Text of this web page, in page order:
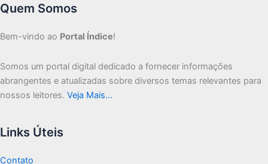
Quem Somos
Bem-vindo ao Portal Índice!
Somos um portal digital dedicado a fornecer informações
abrangentes e atualizadas sobre diversos temas relevantes para
nossos leitores. Veja Mais…
Links Úteis
Contato